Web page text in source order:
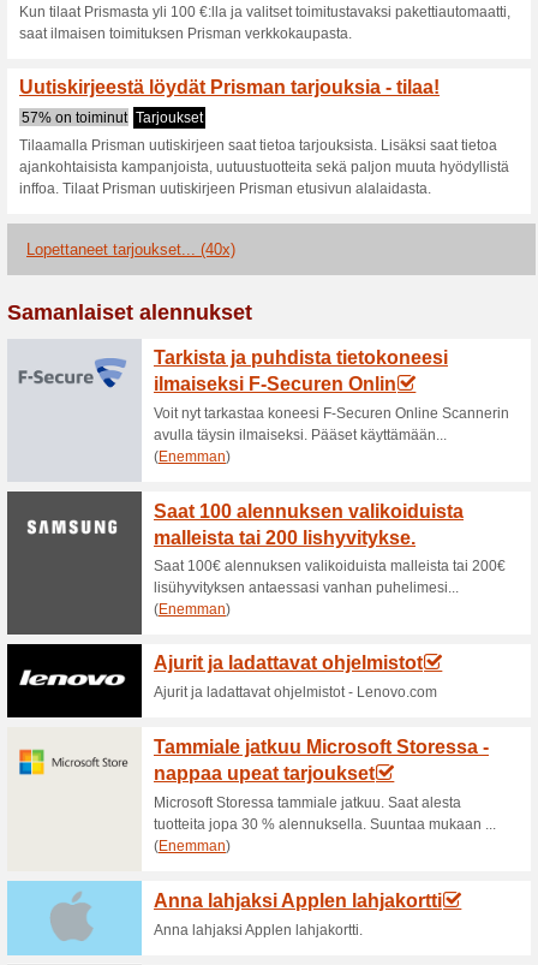
Ajankohtaiset
Prisman kampanjat -
Tutustu Prisman
Tuotteet nyt alk. 9,90 eur.
Elektroniikkaa
100% on toiminut
Löydät Prismasta
elektroniikkavalikoimaan ja
verkkokaupasta.
Prisma: 30 %